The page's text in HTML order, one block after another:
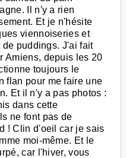
Il n'y a rien
Et je n'hésite
viennoiseries et
de puddings. J'ai fait
Amiens, depuis les 20
toujours le
flan pour me faire une
Et il n'y a pas photos :
dans cette
ne font pas de
! Clin d'oeil car je sais
moi-même. Et le
car l'hiver, vous